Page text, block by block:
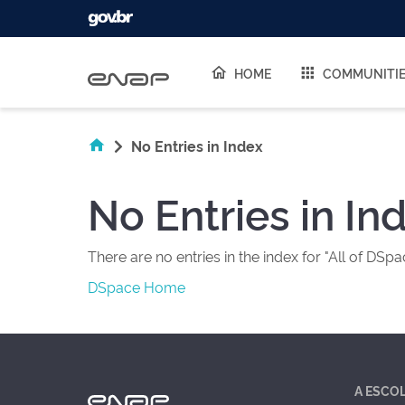
HOME
No Entries in Index
No Entries in
There are no entries in the index for "All of
DSpace Home
A